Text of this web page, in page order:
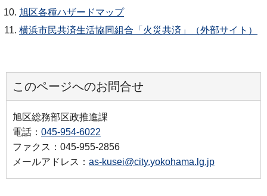
旭区各種ハザードマップ
横浜市民共済生活協同組合「火災共済」（外部サイト）
このページへのお問合せ
旭区総務部区政推進課
電話： 045-954-6022
ファクス：045-955-2856
メールアドレス： as-kusei@city.yokohama.lg.jp